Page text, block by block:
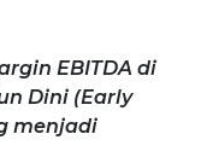
EBITDA di
Dini (Early
menjadi